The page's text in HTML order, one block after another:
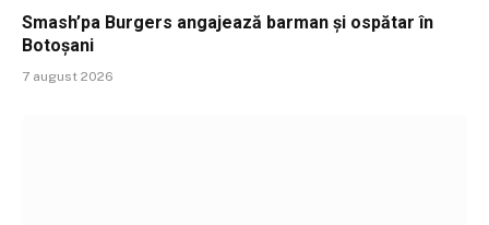
Smash’pa Burgers angajează barman și ospătar în
Botoșani
7 august 2026